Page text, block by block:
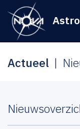
Actueel